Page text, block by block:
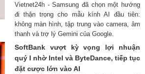
Vietnet24h - Samsung đã chọn một hướng
đi thận trọng cho mẫu kính AI đầu tiên:
không màn hình, tập trung vào camera, âm
thanh và trợ lý Gemini của Google.
SoftBank vượt kỳ vọng lợi nhuận
quý I nhờ Intel và ByteDance, tiếp tục
đặt cược lớn vào AI